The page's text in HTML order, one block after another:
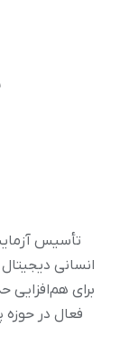
تأسیس
انسانی
برای هم‌افزایی
فعال در